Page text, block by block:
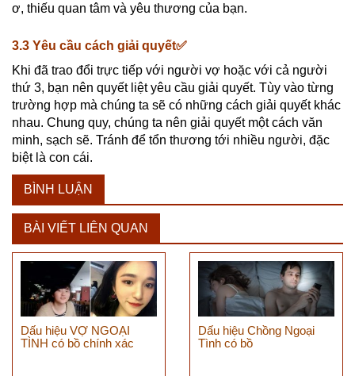
ơ, thiếu quan tâm và yêu thương của bạn.
3.3 Yêu cầu cách giải quyết✅
Khi đã trao đổi trực tiếp với người vợ hoặc với cả người
thứ 3, bạn nên quyết liệt yêu cầu giải quyết. Tùy vào từng
trường hợp mà chúng ta sẽ có những cách giải quyết khác
nhau. Chung quy, chúng ta nên giải quyết một cách văn
minh, sạch sẽ. Tránh để tổn thương tới nhiều người, đặc
biệt là con cái.
BÌNH LUẬN
BÀI VIẾT LIÊN QUAN
Dấu hiệu VỢ NGOẠI
TÌNH có bồ chính xác
Dấu hiệu Chồng Ngoại
Tình có bồ